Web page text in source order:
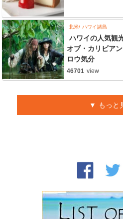
北米 ハワイ諸島
ハワイの人気観
オブ・カリビア
ロウ気分
46701 view
もっと